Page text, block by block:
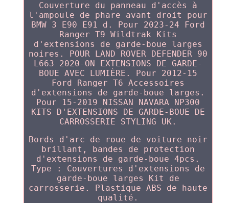
Couverture du panneau d'accès à
l'ampoule de phare avant droit pour
BMW 3 E90 E91 d. Pour 2023-24 Ford
Ranger T9 Wildtrak Kits
d'extensions de garde-boue larges
noires. POUR LAND ROVER DEFENDER 90
L663 2020-ON EXTENSIONS DE GARDE-
BOUE AVEC LUMIÈRE. Pour 2012-15
Ford Ranger T6 Accessoires
d'extensions de garde-boue larges.
Pour 15-2019 NISSAN NAVARA NP300
KITS D'EXTENSIONS DE GARDE-BOUE DE
CARROSSERIE STYLING UK.
Bords d'arc de roue de voiture noir
brillant, bandes de protection
d'extensions de garde-boue 4pcs.
Type : Couvertures d'extensions de
garde-boue larges Kit de
carrosserie. Plastique ABS de haute
qualité.